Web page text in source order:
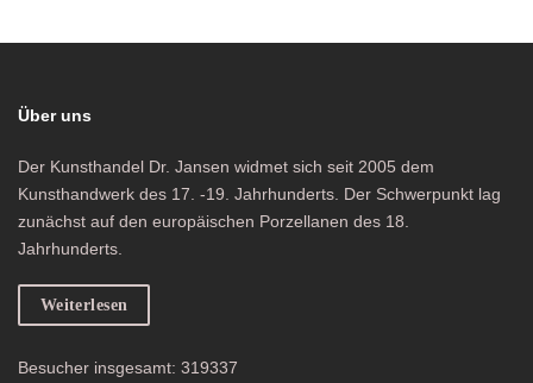
Über uns
Der Kunsthandel Dr. Jansen widmet sich seit 2005 dem
Kunsthandwerk des 17. -19. Jahrhunderts. Der Schwerpunkt lag
zunächst auf den europäischen Porzellanen des 18.
Jahrhunderts.
Weiterlesen
Besucher insgesamt: 319337